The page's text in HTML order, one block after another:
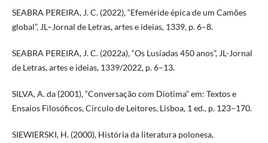
SEABRA PEREIRA, J. C. (2022), “Efeméride épica de um Camões
global”, JL–Jornal de Letras, artes e ideias, 1339, p. 6–8.
SEABRA PEREIRA, J. C. (2022a), “Os Lusíadas 450 anos”, JL-Jornal
de Letras, artes e ideias, 1339/2022, p. 6–13.
SILVA, A. da (2001), “Conversação com Diotima” em: Textos e
Ensaios Filosóficos, Círculo de Leitores, Lisboa, 1 ed., p. 123–170.
SIEWIERSKI, H. (2000), História da literatura polonesa,